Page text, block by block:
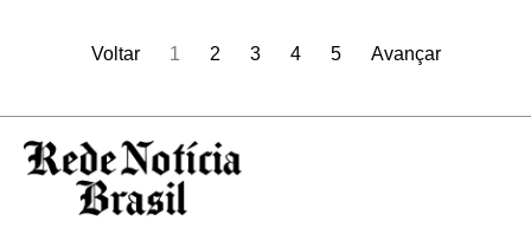
Voltar 1 2 3 4 5 Avançar